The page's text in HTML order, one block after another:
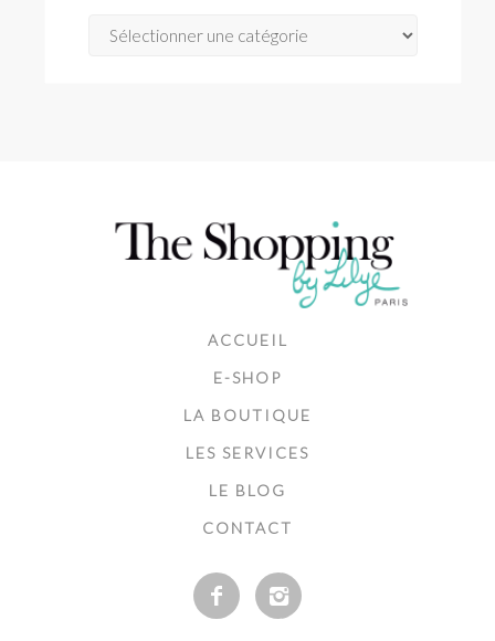
ACCUEIL
E-SHOP
LA BOUTIQUE
LES SERVICES
LE BLOG
CONTACT